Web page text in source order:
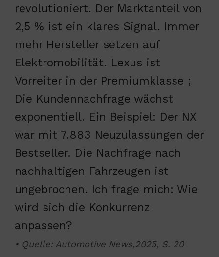
revolutioniert. Der Marktanteil von
2,5 % ist ein klares Signal. Immer
mehr Hersteller setzen auf
Elektromobilität. Lexus ist
Vorreiter in der Premiumklasse ;
Die Kundennachfrage wächst
exponentiell. Ein Beispiel: Der NX
war mit 7.883 Neuzulassungen der
Bestseller. Die Nachfrage nach
nachhaltigen Fahrzeugen ist
ungebrochen. Ich frage mich: Wie
wird sich die Konkurrenz
anpassen?
• Quelle: Automotive News,2025, S. 20